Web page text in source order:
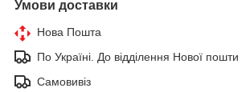
Умови доставки
Нова Пошта
По Україні. До відділення Нової пошти
Самовивіз